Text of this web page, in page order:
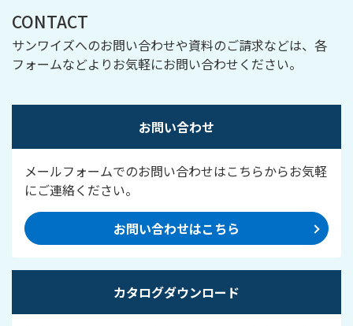
CONTACT
サンワイズへのお問い合わせや資料のご請求などは、各
フォームなどよりお気軽にお問い合わせください。
お問い合わせ
メールフォームでのお問い合わせはこちらからお気軽
にご連絡ください。
お問い合わせはこちら
カタログダウンロード